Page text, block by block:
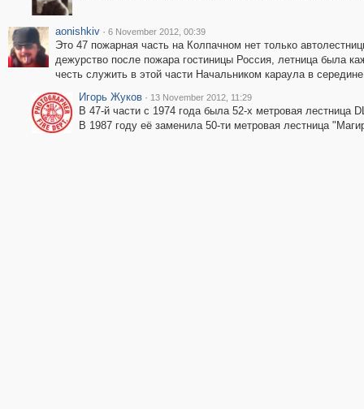
aonishkiv · 6 November 2012, 00:39
Это 47 пожарная часть на Колпачном нет только
дежурство после пожара гостиницы Россия, летница была
честь служить в этой части Начальником караула в
Игорь Жуков · 13 November 2012, 11:29
В 47-й части с 1974 года была 52-х метровая лестница
В 1987 году её заменила 50-ти метровая лестница